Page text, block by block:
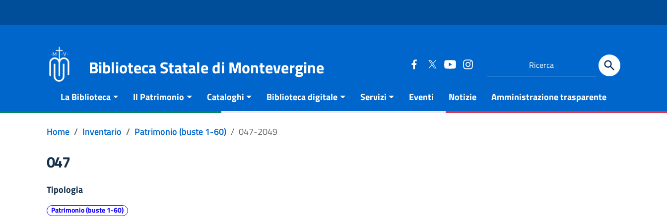
Biblioteca Statale di Montevergine
La Biblioteca Il Patrimonio Cataloghi Biblioteca digitale Servizi Eventi Notizie Amministrazione trasparente
Home Inventario Patrimonio (buste 1-60) 047-2049
047
Tipologia
Patrimonio (buste 1-60)